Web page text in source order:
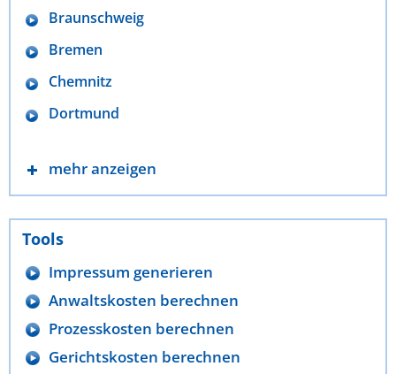
Braunschweig
Bremen
Chemnitz
Dortmund
mehr anzeigen
Tools
Impressum generieren
Anwaltskosten berechnen
Prozesskosten berechnen
Gerichtskosten berechnen